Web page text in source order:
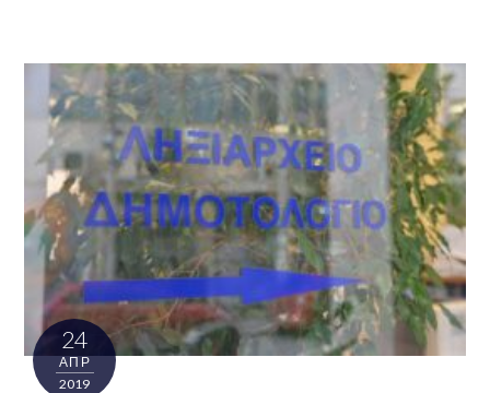
24
ΑΠΡ
2019